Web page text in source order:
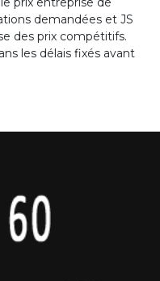
demandées et JS
des prix compétitifs.
les délais fixés avant